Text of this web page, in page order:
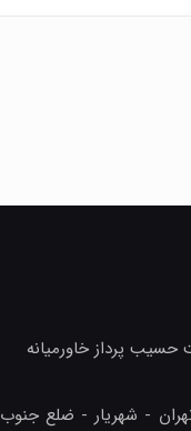
پرداز خاورمیانه
- شهريار - ضلع